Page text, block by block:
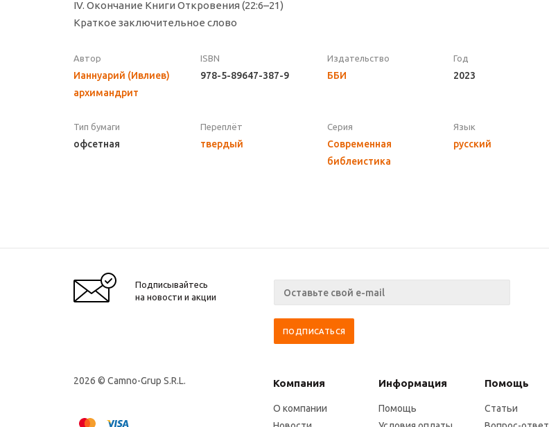
IV. Окончание Книги Откровения (22:6–21)
Краткое заключительное слово
Автор
Ианнуарий (Ивлиев)
архимандрит
ISBN
978-5-89647-387-9
Издательство
ББИ
Год
2023
Тип бумаги
офсетная
Переплёт
твердый
Серия
Современная
библеистика
Язык
русский
Подписывайтесь
на новости и акции
2026 © Camno-Grup S.R.L. Компания Информация Помощь
О компании
Помощь
Статьи